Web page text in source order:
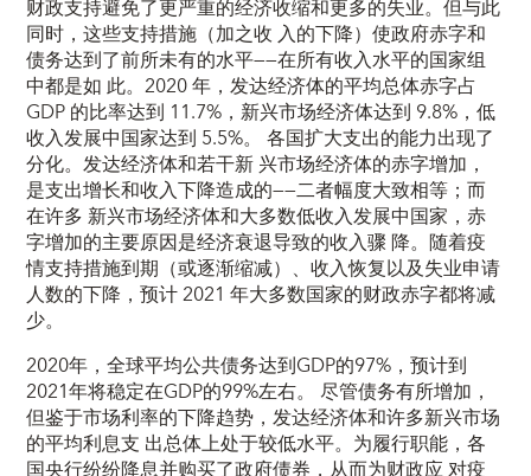
财政支持避免了更严重的经济收缩和更多的失业。但与此
同时，这些支持措施（加之收 入的下降）使政府赤字和
债务达到了前所未有的水平——在所有收入水平的国家组
中都是如 此。2020 年，发达经济体的平均总体赤字占
GDP 的比率达到 11.7%，新兴市场经济体达到 9.8%，低
收入发展中国家达到 5.5%。 各国扩大支出的能力出现了
分化。发达经济体和若干新 兴市场经济体的赤字增加，
是支出增长和收入下降造成的——二者幅度大致相等；而
在许多 新兴市场经济体和大多数低收入发展中国家，赤
字增加的主要原因是经济衰退导致的收入骤 降。随着疫
情支持措施到期（或逐渐缩减）、收入恢复以及失业申请
人数的下降，预计 2021 年大多数国家的财政赤字都将减
少。
2020年，全球平均公共债务达到GDP的97%，预计到
2021年将稳定在GDP的99%左右。 尽管债务有所增加，
但鉴于市场利率的下降趋势，发达经济体和许多新兴市场
的平均利息支 出总体上处于较低水平。为履行职能，各